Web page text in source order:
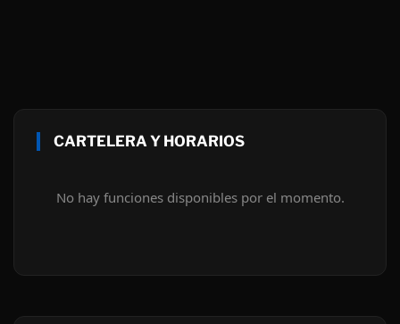
CARTELERA Y HORARIOS
No hay funciones disponibles por el momento.